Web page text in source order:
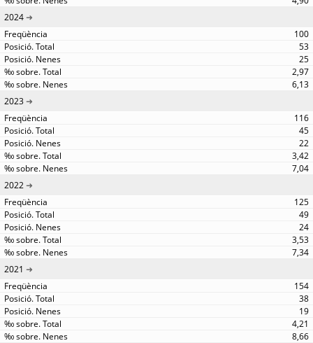
2024
100
53
25
2,97
6,13
2023
116
45
22
3,42
7,04
2022
125
49
24
3,53
7,34
2021
154
38
19
4,21
8,66